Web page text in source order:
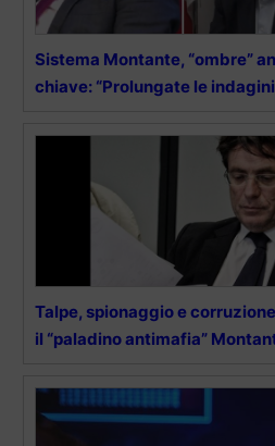
Sistema Montante, “ombre”
chiave: “Prolungate le
Talpe, spionaggio e
il “paladino antimafia”